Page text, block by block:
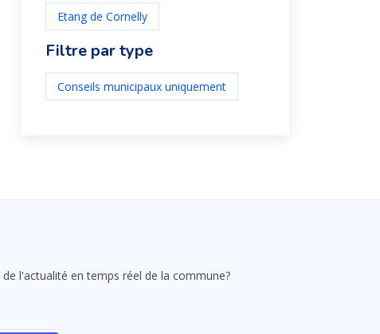
Etang de Cornelly
Filtre par type
Conseils municipaux uniquement
l'actualité en temps réel de la commune?